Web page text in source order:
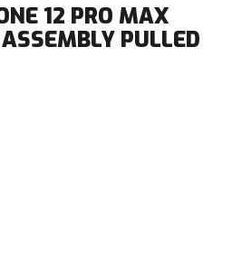
12 PRO MAX
PULLED